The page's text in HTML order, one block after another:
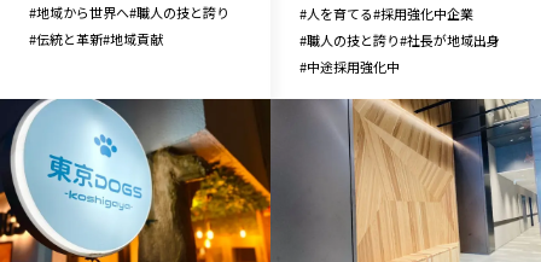
#地域から世界へ#職人の技と誇り
#伝統と革新#地域貢献
#人を育てる#採用強化中企業
#職人の技と誇り#社長が地域出身
#中途採用強化中